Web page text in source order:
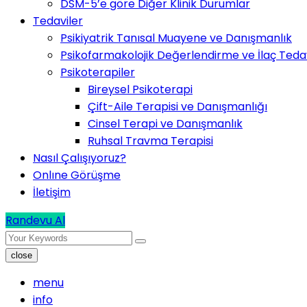
DSM-5’e göre Diğer Klinik Durumlar
Tedaviler
Psikiyatrik Tanısal Muayene ve Danışmanlık
Psikofarmakolojik Değerlendirme ve İlaç
Psikoterapiler
Bireysel Psikoterapi
Çift-Aile Terapisi ve Danışmanlığı
Cinsel Terapi ve Danışmanlık
Ruhsal Travma Terapisi
Nasıl Çalışıyoruz?
Onlıne Görüşme
İletişim
Randevu Al
close
menu
info